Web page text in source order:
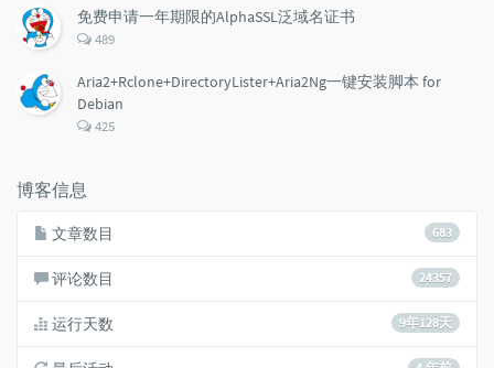
数：
免费申请一年期限的AlphaSSL泛域名证书
评
数：
489
Aria2+Rclone+DirectoryLister+Aria2Ng一键安装脚本 for
Debian
评
425
博客信息
683
文章数目
24357
评论数目
9年128天
运行天数